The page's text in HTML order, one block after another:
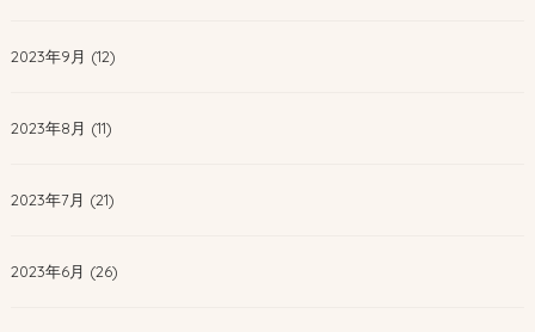
2023年9月 (12)
2023年8月 (11)
2023年7月 (21)
2023年6月 (26)